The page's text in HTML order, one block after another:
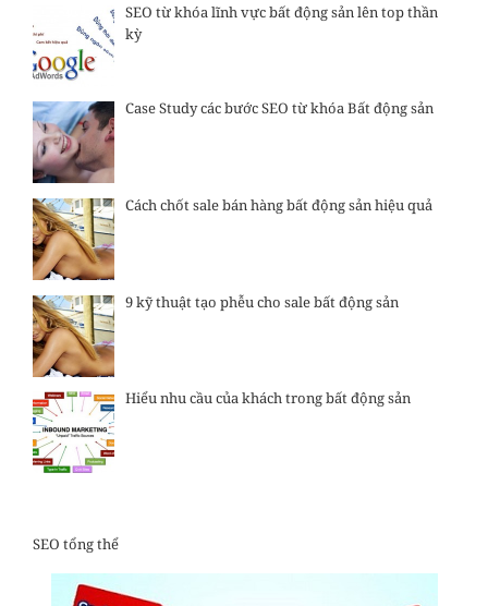
SEO từ khóa lĩnh vực bất động sản lên top thần
kỳ
Case Study các bước SEO từ khóa Bất động sản
Cách chốt sale bán hàng bất động sản hiệu quả
9 kỹ thuật tạo phễu cho sale bất động sản
Hiểu nhu cầu của khách trong bất động sản
SEO tổng thể